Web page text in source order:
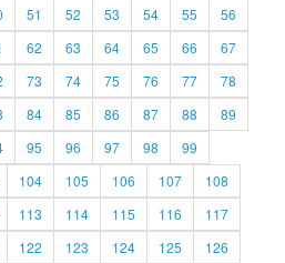
51 52 53 54 55
56
62 63 64 65 66
67
73 74 75 76 77
78
84 85 86 87 88
89
95 96 97 98
99
104 105 106 107
108
113 114 115 116
117
122 123 124 125
126